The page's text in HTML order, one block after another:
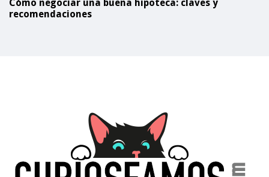
Cómo negociar una buena hipoteca: claves y
recomendaciones